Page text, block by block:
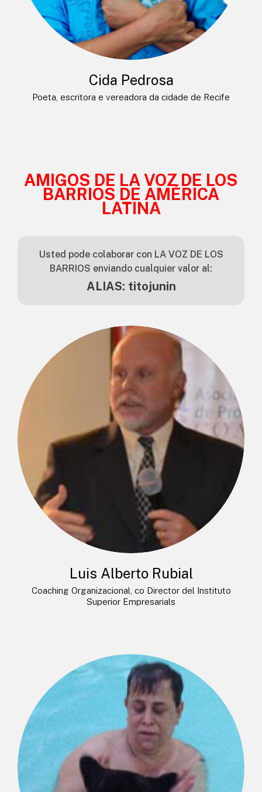
Cida Pedrosa
Poeta, escritora e vereadora da cidade de Recife
AMIGOS DE LA VOZ DE LOS
BARRIOS DE AMÉRICA
LATINA
Usted pode colaborar con LA VOZ DE LOS
BARRIOS enviando cualquier valor al:
ALIAS: titojunin
Luis Alberto Rubial
Coaching Organizacional, co Director del Instituto
Superior Empresarials